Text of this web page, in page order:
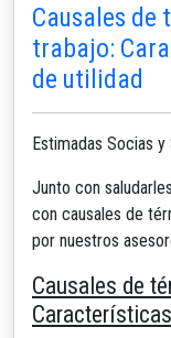
Causales
trabajo:
de utilidad
Estimadas Socias y
Junto con
con causales de
por nuestros
Causales de